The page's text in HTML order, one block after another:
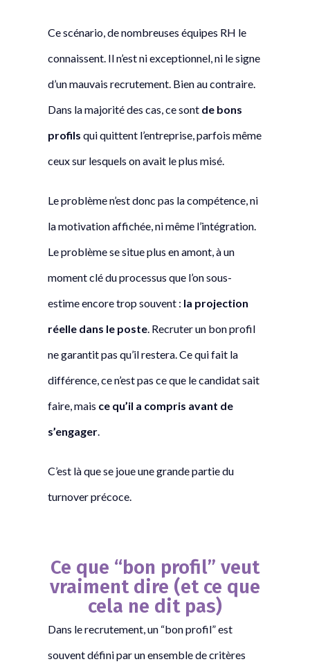
Ce scénario, de nombreuses équipes RH le
connaissent. Il n’est ni exceptionnel, ni le signe
d’un mauvais recrutement. Bien au contraire.
Dans la majorité des cas, ce sont de bons
profils qui quittent l’entreprise, parfois même
ceux sur lesquels on avait le plus misé.
Le problème n’est donc pas la compétence, ni
la motivation affichée, ni même l’intégration.
Le problème se situe plus en amont, à un
moment clé du processus que l’on sous-
estime encore trop souvent : la projection
réelle dans le poste. Recruter un bon profil
ne garantit pas qu’il restera. Ce qui fait la
différence, ce n’est pas ce que le candidat sait
faire, mais ce qu’il a compris avant de
s’engager.
C’est là que se joue une grande partie du
turnover précoce.
Ce que “bon profil” veut
vraiment dire (et ce que
cela ne dit pas)
Dans le recrutement, un “bon profil” est
souvent défini par un ensemble de critères